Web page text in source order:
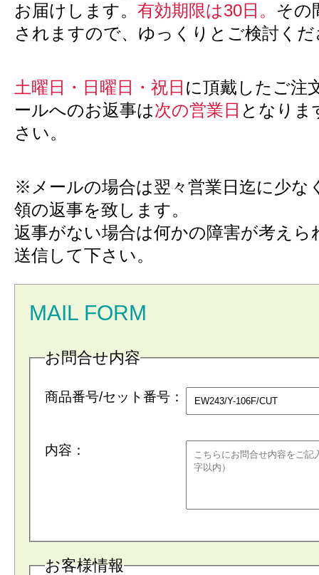
お届けします。 有効期限は30日。 その
されますので、ゆっくりとご検討く
土曜日・日曜日・祝日 に頂戴したご注
ールへのお返事は次の営業日 となりま
さい。
※メールの場合は翌々営業日迄に少な
領の返事を致します。
返事がない場合は何かの障害が考えら
送信して下さい。
MAIL FORM
お問合せ内容
商品番号/セット番号：
内容：
お客様情報